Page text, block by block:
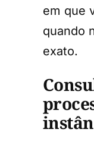
em que
quando
exato.